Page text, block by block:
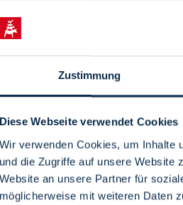
Zustimmung
Diese Webseite verwendet Cookies
Wir verwenden Cookies, um Inhalte
und die Zugriffe auf unsere Website
Website an unsere Partner für
möglicherweise mit weiteren Daten